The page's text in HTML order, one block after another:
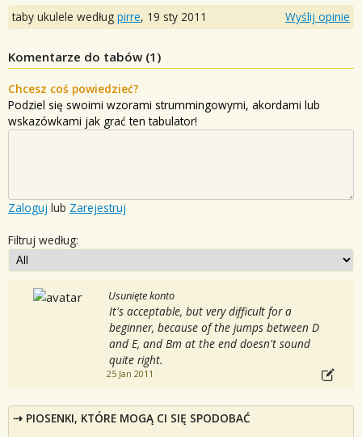
taby ukulele według pirre, 19 sty 2011 Wyślij opinie
Komentarze do tabów (1 )
Chcesz coś powiedzieć?
Podziel się swoimi wzorami strummingowymi, akordami lub
wskazówkami jak grać ten tabulator!
Zaloguj lub Zarejestruj
Filtruj według:
Usunięte konto
It's acceptable, but very difficult for a
beginner, because of the jumps between D
and E, and Bm at the end doesn't sound
quite right.
25 Jan 2011
PIOSENKI, KTÓRE MOGĄ CI SIĘ SPODOBAĆ